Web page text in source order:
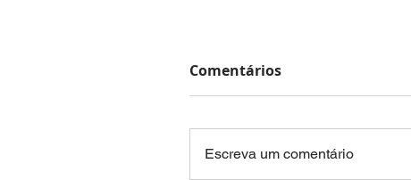
Comentários
Escreva um comentário